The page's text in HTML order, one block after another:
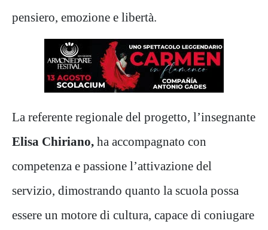
pensiero, emozione e libertà.
La referente regionale del progetto, l’insegnante
Elisa Chiriano, ha accompagnato con
competenza e passione l’attivazione del
servizio, dimostrando quanto la scuola possa
essere un motore di cultura, capace di coniugare